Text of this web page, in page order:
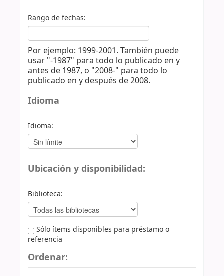
Rango de fechas:
Por ejemplo: 1999-2001. También puede
usar "-1987" para todo lo publicado en y
antes de 1987, o "2008-" para todo lo
publicado en y después de 2008.
Idioma
Idioma:
Ubicación y disponibilidad:
Biblioteca:
Sólo ítems disponibles para préstamo o
referencia
Ordenar: